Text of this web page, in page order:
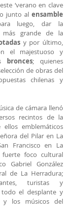
‘verano en clave
junto al ensamble
luego, dar la
más grande de la
y por último,
el majestuoso y
bronces; quienes
de obras del
chilenas y
de cámara llenó
recintos de la
emblemáticos
del Pilar en La
Francisco en La
foco cultural
Gabriel González
de La Herradura;
turistas y
el desplante y
y los músicos del